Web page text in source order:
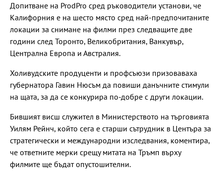
Допитване на ProdPro сред ръководители установи, че
Калифорния е на шесто място сред най-предпочитаните
локации за снимане на филми през следващите две
години след Торонто, Великобритания, Ванкувър,
Централна Европа и Австралия.
Холивудските продуценти и профсъюзи призоваваха
губернатора Гавин Нюсъм да повиши данъчните стимули
на щата, за да се конкурира по-добре с други локации.
Бившият висш служител в Министерството на търговията
Уилям Рейнч, който сега е старши сътрудник в Центъра за
стратегически и международни изследвания, коментира,
че ответните мерки срещу митата на Тръмп върху
филмите ще бъдат опустошителни.